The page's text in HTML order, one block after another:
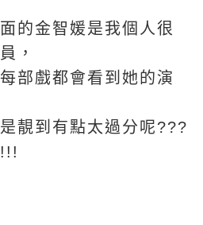
的金智媛是我個人很
，
部戲都會看到她的演
靚到有點太過分呢???